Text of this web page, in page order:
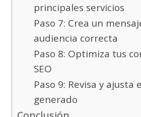
principales servicios
Paso 7: Crea un
audiencia correcta
Paso 8: Optimiza tus
SEO
Paso 9: Revisa y ajusta
generado